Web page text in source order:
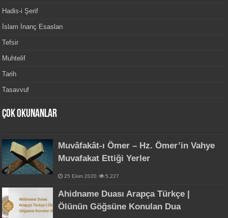
Hadis-i Şerif
İslam İnanç Esasları
Tefsir
Muhtelif
Tarih
Tasavvuf
Çok Okunanlar
Muvâfakât-ı Ömer – Hz. Ömer’in Vahye
Muvafakat Ettiği Yerler
25 Ekim 2020 5,227
Ahidname Duası Arapça Türkçe |
Ölünün Göğsüne Konulan Dua